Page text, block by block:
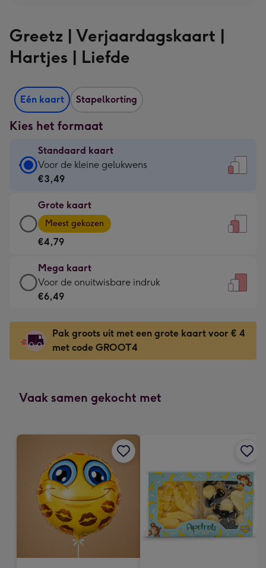
Greetz | Verjaardagskaart |
Hartjes | Liefde
Eén kaart Stapelkorting
Kies het formaat
Standaard kaart
Standaard
kaart
€3,49
-
Voor
kleine
gelukwens
-
120
x
160
mm
Voor de kleine gelukwens
€3,49
Grote kaart
Grote
kaart
-
€4,79
-
Meest
gekozen
Dimensions:
167
x
Meest gekozen
€4,79
Mega kaart
Mega
kaart
€6,49
-
Voor
indruk
241
333
mm
Voor de onuitwisbare indruk
€6,49
Pak groots uit met een grote kaart voor € 4
met code GROOT4
Vaak samen gekocht met